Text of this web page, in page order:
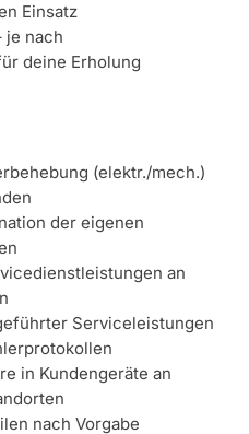
Einsatz
je nach
deine Erholung
(elektr./mech.)
der eigenen
an
Serviceleistungen
in Kundengeräte an
nach Vorgabe